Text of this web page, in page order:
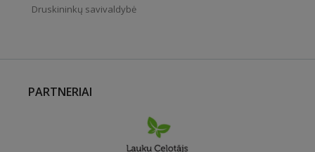
Druskininkų savivaldybė
PARTNERIAI